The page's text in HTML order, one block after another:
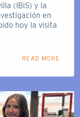
(IBiS) y la
en
hoy la visita
READ MORE